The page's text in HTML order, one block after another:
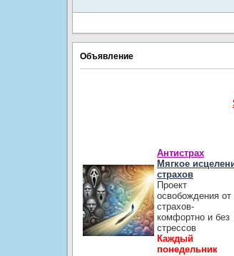
Объявление
Антистрах
Мягкое
страхов
Проект
освобождения от
страхов-
комфортно и без
стрессов
Каждый
понедельник